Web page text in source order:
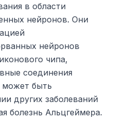
в области
нейронов. Они
нейронов
чипа,
соединения
может быть
других заболеваний
болезнь Альцгеймера.